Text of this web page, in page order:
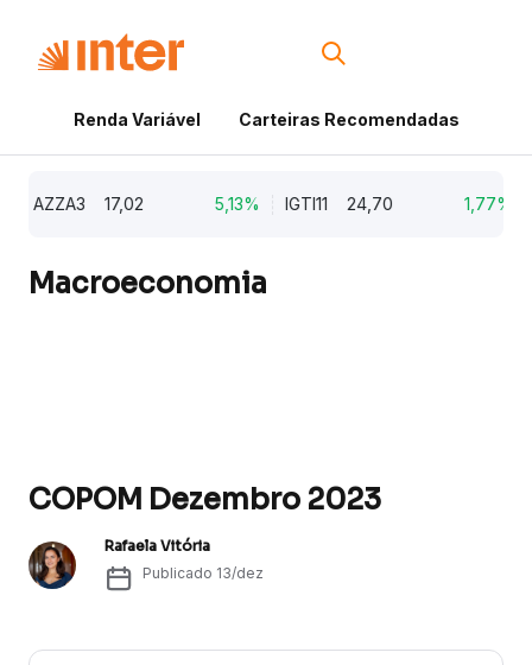
Renda Variável Carteiras Recomendadas
AZZA3 17,02 5,13% IGTI11 24,70 1,77%
Macroeconomia
COPOM Dezembro 2023
Rafaela Vitória
Publicado 13/dez